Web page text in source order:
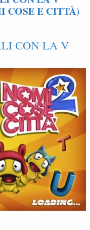
COSE E CITTÀ)
CON LA V